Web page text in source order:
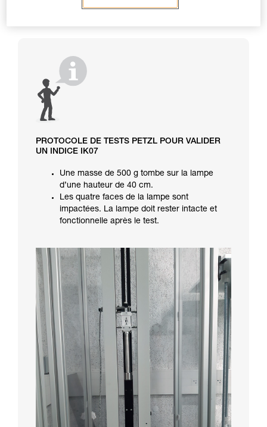
PROTOCOLE DE TESTS PETZL POUR VALIDER
UN INDICE IK07
Une masse de 500 g tombe sur la lampe
d’une hauteur de 40 cm.
Les quatre faces de la lampe sont
impactées. La lampe doit rester intacte et
fonctionnelle après le test.